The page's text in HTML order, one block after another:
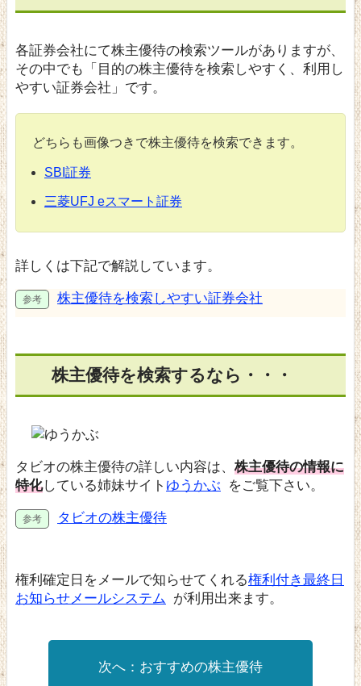
各証券会社にて株主優待の検索ツールがありますが、
その中でも「目的の株主優待を検索しやすく、利用し
やすい証券会社」です。
どちらも画像つきで株主優待を検索できます。
SBI証券
三菱UFJ eスマート証券
詳しくは下記で解説しています。
株主優待を検索しやすい証券会社
株主優待を検索するなら・・・
タビオの株主優待の詳しい内容は、 株主優待の情報に
特化している姉妹サイト ゆうかぶ をご覧下さい。
タビオの株主優待
権利確定日をメールで知らせてくれる権利付き最終日
お知らせメールシステム
が利用出来ます。
おすすめの株主優待